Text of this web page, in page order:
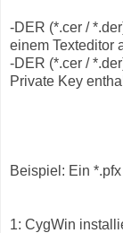
-DER (*.cer /
einem Texteditor
-DER (*.cer /
Private Key
Beispiel: Ein
1: CygWin